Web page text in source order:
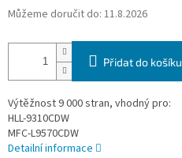
Můžeme doručit do: 11.8.2026
Přidat do košíku
Výtěžnost 9 000 stran, vhodný pro:
HLL-9310CDW
MFC-L9570CDW
Detailní informace